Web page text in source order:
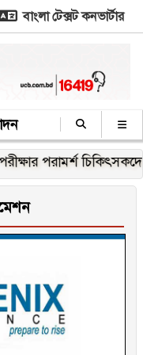
বাংলা টেক্সট কনভার্টার
চিকিৎসকদের